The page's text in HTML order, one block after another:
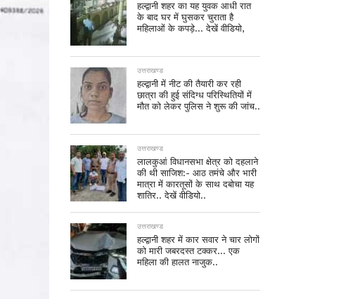
हल्द्वानी शहर का यह युवक आधी रात
के बाद घर में घुसकर चुराता है
महिलाओं के कपड़े… देखें वीडियो,
उत्तराखण्ड
हल्द्वानी में नीट की तैयारी कर रही
छात्रा की हुई संदिग्ध परिस्थितियों में
मौत को लेकर पुलिस ने शुरू की जांच..
उत्तराखण्ड
लालकुआं विधानसभा क्षेत्र को दहलाने
की थी साजिश:- आठ तमंचे और भारी
मात्रा में कारतूसों के साथ दबोचा यह
शातिर.. देखें वीडियो..
उत्तराखण्ड
हल्द्वानी शहर में कार सवार ने चार लोगों
को मारी जबरदस्त टक्कर… एक
महिला की हालत नाजुक..